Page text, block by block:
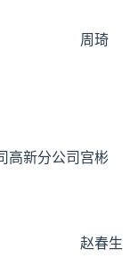
周琦
高新分公司 宫彬
赵春生